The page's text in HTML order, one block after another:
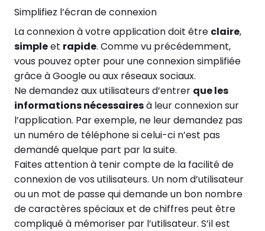
Simplifiez l’écran de connexion
La connexion à votre application doit être claire,
simpleet rapide. Comme vu précédemment,
vous pouvez opter pour une connexion simplifiée
grâce à Google ou aux réseaux sociaux.
Ne demandez aux utilisateurs d’entrer que les
informations nécessairesà leur connexion sur
l’application. Par exemple, ne leur demandez pas
un numéro de téléphone si celui-ci n’est pas
demandé quelque part par la suite.
Faites attention à tenir compte de la facilité de
connexion de vos utilisateurs. Un nom d’utilisateur
ou un mot de passe qui demande un bon nombre
de caractères spéciaux et de chiffres peut être
compliqué à mémoriser par l’utilisateur. S’il est